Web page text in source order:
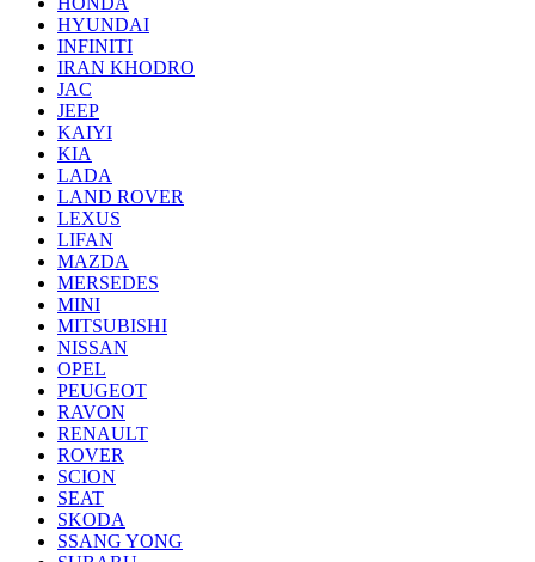
HYUNDAI
INFINITI
IRAN KHODRO
JAC
JEEP
KAIYI
KIA
LADA
LAND ROVER
LEXUS
LIFAN
MAZDA
MERSEDES
MINI
MITSUBISHI
NISSAN
OPEL
PEUGEOT
RAVON
RENAULT
ROVER
SCION
SEAT
SKODA
SSANG YONG